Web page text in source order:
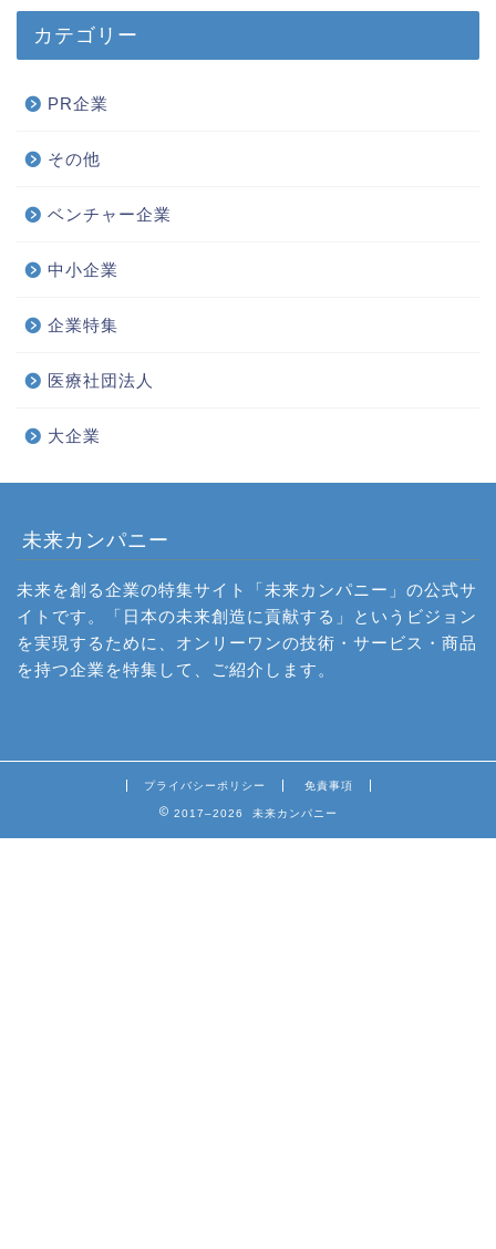
カテゴリー
PR企業
その他
ベンチャー企業
中小企業
企業特集
医療社団法人
大企業
未来カンパニー
未来を創る企業の特集サイト「未来カンパニー」の公式サ
イトです。「日本の未来創造に貢献する」というビジョン
を実現するために、オンリーワンの技術・サービス・商品
を持つ企業を特集して、ご紹介します。
プライバシーポリシー 免責事項
2017–2026 未来カンパニー